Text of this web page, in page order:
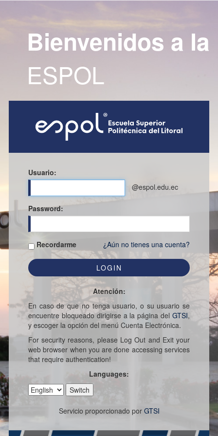
Bienvenidos a la
ESPOL
Usuario:
@espol.edu.ec
Password:
Recordarme ¿Aún no tienes una cuenta?
Atención:
En caso de que no tenga usuario, o su usuario se
encuentre bloqueado dirigirse a la página delGTSI,
y escoger la opción del menú Cuenta Electrónica.
For security reasons, please Log Out and Exit your
web browser when you are done accessing services
that require authentication!
Languages:
Servicio proporcionado por GTSI